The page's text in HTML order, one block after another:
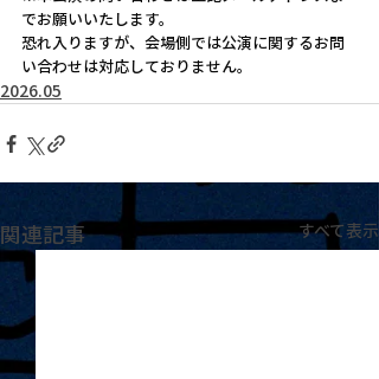
でお願いいたします。
恐れ入りますが、会場側では公演に関するお問
い合わせは対応しておりません。
2026.05
関連記事 すべて表示